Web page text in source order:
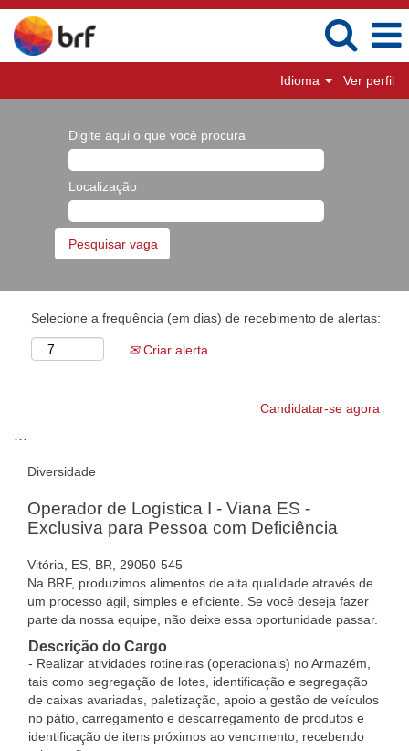
Idioma Ver perfil
Digite aqui o que você procura
Localização
Selecione a frequência (em dias) de recebimento de alertas:
Criar alerta
Candidatar-se agora
...
Diversidade
Operador de Logística I - Viana ES -
Exclusiva para Pessoa com Deficiência
Vitória, ES, BR, 29050-545
Na BRF, produzimos alimentos de alta qualidade através de
um processo ágil, simples e eficiente. Se você deseja fazer
parte da nossa equipe, não deixe essa oportunidade passar.
Descrição do Cargo
- Realizar atividades rotineiras (operacionais) no Armazém,
tais como segregação de lotes, identificação e segregação
de caixas avariadas, paletização, apoio a gestão de veículos
no pátio, carregamento e descarregamento de produtos e
identificação de itens próximos ao vencimento, recebendo